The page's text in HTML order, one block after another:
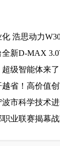
浩思动力
新D-MAX
级智能体来
省！高价值
市科学技术
业联赛揭幕